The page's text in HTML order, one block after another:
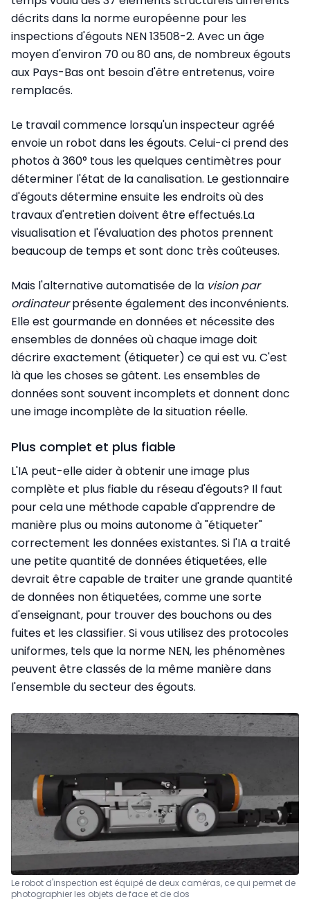
décrits dans la norme européenne pour les
inspections d'égouts NEN 13508-2. Avec un âge
moyen d'environ 70 ou 80 ans, de nombreux égouts
aux Pays-Bas ont besoin d'être entretenus, voire
remplacés.
Le travail commence lorsqu'un inspecteur agréé
envoie un robot dans les égouts. Celui-ci prend des
photos à 360° tous les quelques centimètres pour
déterminer l'état de la canalisation. Le gestionnaire
d'égouts détermine ensuite les endroits où des
travaux d'entretien doivent être effectués.La
visualisation et l'évaluation des photos prennent
beaucoup de temps et sont donc très coûteuses.
Mais l'alternative automatisée de la vision par
ordinateurprésenteégalement des inconvénients.
Elle est gourmande en données et nécessite des
ensembles de données où chaque image doit
décrire exactement (étiqueter) ce qui est vu. C'est
là que les choses se gâtent. Les ensembles de
données sont souvent incomplets et donnent donc
une image incomplète de la situation réelle.
Plus complet et plus fiable
L'IA peut-elle aider à obtenir une image plus
complète et plus fiable du réseau d'égouts? Il faut
pour cela une méthode capable d'apprendre de
manière plus ou moins autonome à "étiqueter"
correctement les données existantes. Si l'IA a traité
une petite quantité de données étiquetées, elle
devrait être capable de traiter une grande quantité
de données non étiquetées, comme une sorte
d'enseignant, pour trouver des bouchons ou des
fuites et les classifier. Si vous utilisez des protocoles
uniformes, tels que la norme NEN, les phénomènes
peuvent être classés de la même manière dans
l'ensemble du secteur des égouts.
Le robot d'inspection est équipé de deux caméras, ce qui permet de
photographier les objets de face et de dos